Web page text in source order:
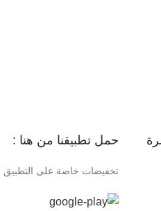
حمل تطبيقنا من هنا :
تخفيضات خاصة على التطبيق